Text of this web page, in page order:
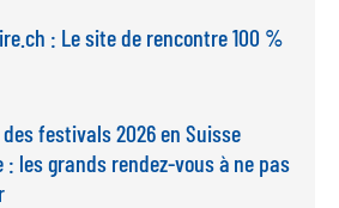
: Le site de rencontre 100 %
des festivals 2026 en Suisse
: les grands rendez-vous à ne pas